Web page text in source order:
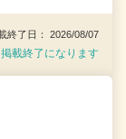
了日： 2026/08/07
載終了になります